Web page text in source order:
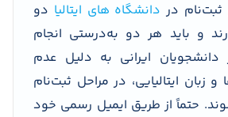
در دانشگاه های ایتالیا دو
و باید هر دو به‌درستی انجام
دانشجویان ایرانی به دلیل عدم
زبان ایتالیایی، در مراحل ثبت‌نام
حتماً از طریق ایمیل رسمی خود